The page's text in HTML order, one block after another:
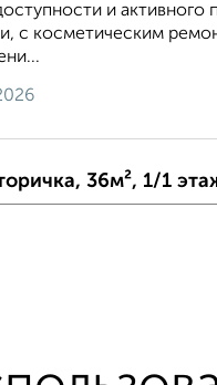
и активного
с косметическим
36м², 1/1